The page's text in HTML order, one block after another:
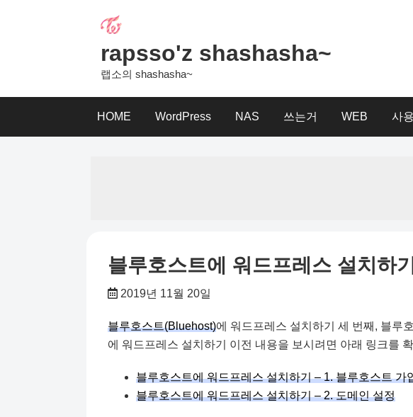
rapsso'z shashasha~
랩소의 shashasha~
HOME WordPress NAS 쓰는거 WEB 사
블루호스트에 워드프레스 설치하
2019년 11월 20일
블루호스트(Bluehost)에 워드프레스 설치하기 세 번째, 블루
에 워드프레스 설치하기 이전 내용을 보시려면 아래 링크를
블루호스트에 워드프레스 설치하기 – 1. 블루호스트 가
블루호스트에 워드프레스 설치하기 – 2. 도메인 설정